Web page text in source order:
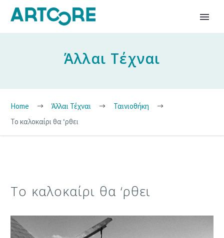
Άλλαι Τέχναι
Home Άλλαι Τέχναι
Ταινιοθήκη
Το καλοκαίρι θα ‘ρθει
Το καλοκαίρι θα ‘ρθει